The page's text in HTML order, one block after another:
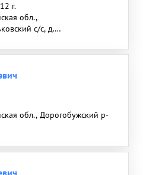
г.
обл.,
с/с, д.
обл., Дорогобужский р-